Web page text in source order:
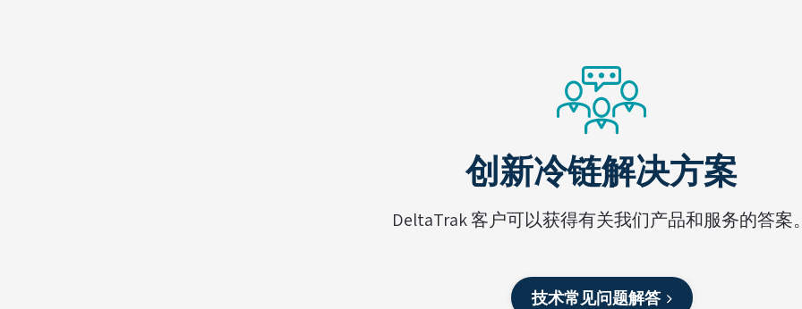
创新冷链解决方案
DeltaTrak 客户可以获得有关我们产品和服务的答案
技术常见问题解答